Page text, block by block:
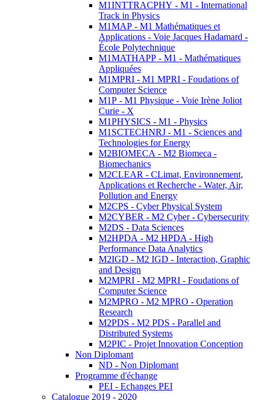
M1INTTRACPHY - M1 - International
Track in Physics
M1MAP - M1 Mathématiques et
Applications - Voie Jacques Hadamard -
École Polytechnique
M1MATHAPP - M1 - Mathématiques
Appliquées
M1MPRI - M1 MPRI - Foudations of
Computer Science
M1P - M1 Physique - Voie Irène Joliot
Curie - X
M1PHYSICS - M1 - Physics
M1SCTECHNRJ - M1 - Sciences and
Technologies for Energy
M2BIOMECA - M2 Biomeca -
Biomechanics
M2CLEAR - CLimat, Environnement,
Applications et Recherche - Water, Air,
Pollution and Energy
M2CPS - Cyber Physical System
M2CYBER - M2 Cyber - Cybersecurity
M2DS - Data Sciences
M2HPDA - M2 HPDA - High
Performance Data Analytics
M2IGD - M2 IGD - Interaction, Graphic
and Design
M2MPRI - M2 MPRI - Foudations of
Computer Science
M2MPRO - M2 MPRO - Operation
Research
M2PDS - M2 PDS - Parallel and
Distributed Systems
M2PIC - Projet Innovation Conception
Non Diplomant
ND - Non Diplomant
Programme d'échange
PEI - Echanges PEI
Catalogue 2019 - 2020